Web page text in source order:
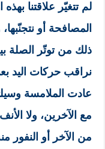
لم تتغيّر علاقتنا
المصافحة أو
ذلك من توتّر الصلة
نراقب حركات اليد
عادت الملامسة
مع الآخرين، ولا
من الآخر أو النفور